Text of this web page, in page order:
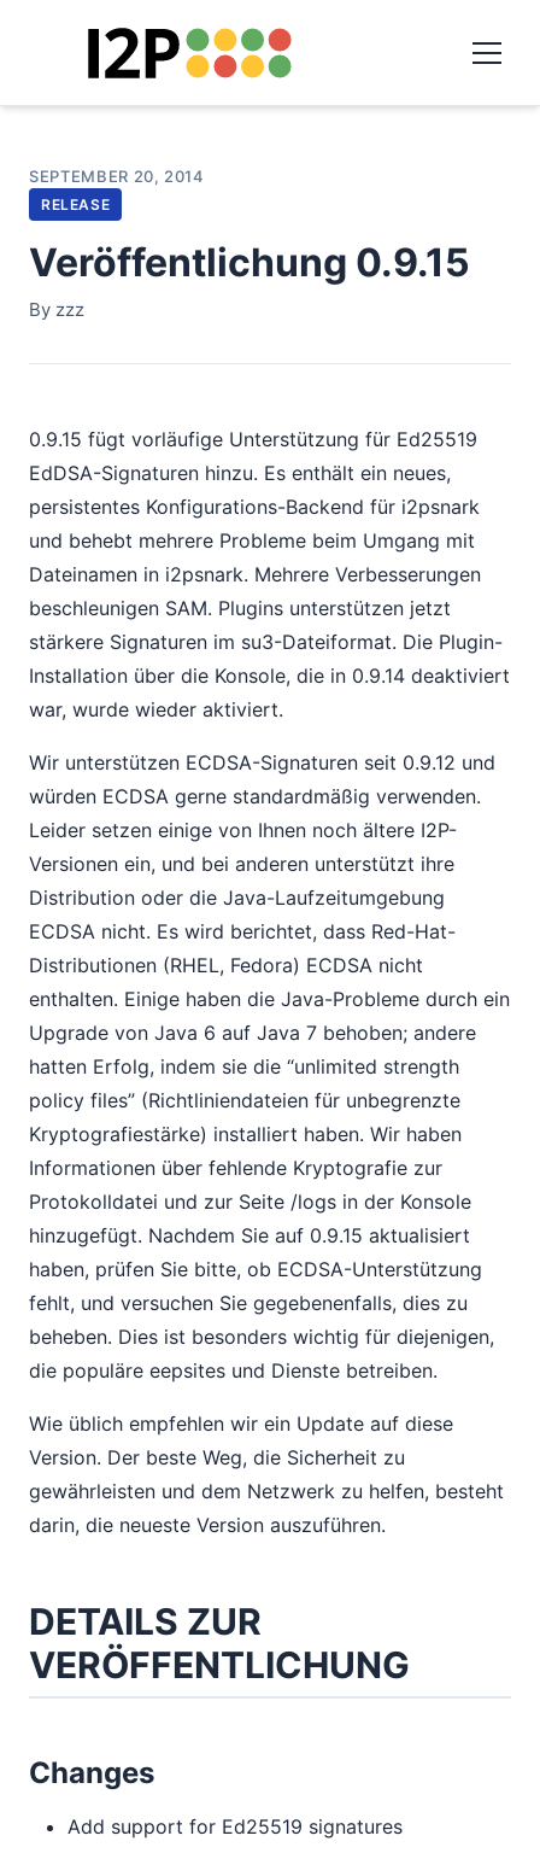
SEPTEMBER 20, 2014
RELEASE
Veröffentlichung 0.9.15
By zzz
0.9.15 fügt vorläufige Unterstützung für Ed25519
EdDSA-Signaturen hinzu. Es enthält ein neues,
persistentes Konfigurations-Backend für i2psnark
und behebt mehrere Probleme beim Umgang mit
Dateinamen in i2psnark. Mehrere Verbesserungen
beschleunigen SAM. Plugins unterstützen jetzt
stärkere Signaturen im su3-Dateiformat. Die Plugin-
Installation über die Konsole, die in 0.9.14 deaktiviert
war, wurde wieder aktiviert.
Wir unterstützen ECDSA-Signaturen seit 0.9.12 und
würden ECDSA gerne standardmäßig verwenden.
Leider setzen einige von Ihnen noch ältere I2P-
Versionen ein, und bei anderen unterstützt ihre
Distribution oder die Java-Laufzeitumgebung
ECDSA nicht. Es wird berichtet, dass Red-Hat-
Distributionen (RHEL, Fedora) ECDSA nicht
enthalten. Einige haben die Java-Probleme durch ein
Upgrade von Java 6 auf Java 7 behoben; andere
hatten Erfolg, indem sie die “unlimited strength
policy files” (Richtliniendateien für unbegrenzte
Kryptografiestärke) installiert haben. Wir haben
Informationen über fehlende Kryptografie zur
Protokolldatei und zur Seite /logs in der Konsole
hinzugefügt. Nachdem Sie auf 0.9.15 aktualisiert
haben, prüfen Sie bitte, ob ECDSA-Unterstützung
fehlt, und versuchen Sie gegebenenfalls, dies zu
beheben. Dies ist besonders wichtig für diejenigen,
die populäre eepsites und Dienste betreiben.
Wie üblich empfehlen wir ein Update auf diese
Version. Der beste Weg, die Sicherheit zu
gewährleisten und dem Netzwerk zu helfen, besteht
darin, die neueste Version auszuführen.
DETAILS ZUR
VERÖFFENTLICHUNG
Changes
Add support for Ed25519 signatures